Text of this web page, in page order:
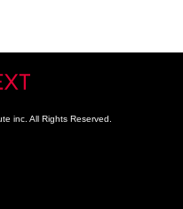
inc. All Rights Reserved.